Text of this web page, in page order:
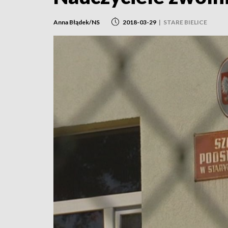
Anna Błądek/NS 2018-03-29 | STARE BIELICE